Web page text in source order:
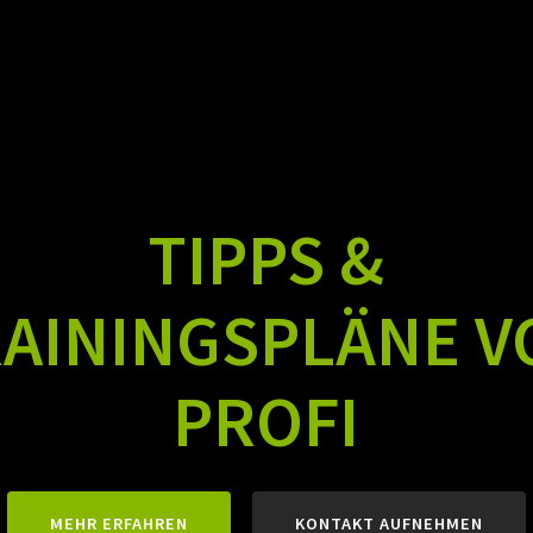
TIPPS &
PROFI
MEHR ERFAHREN KONTAKT AUFNEHMEN